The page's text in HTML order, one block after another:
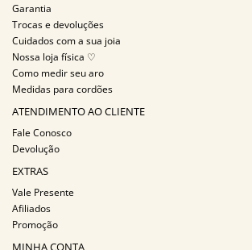
Garantia
Trocas e devoluções
Cuidados com a sua joia
Nossa loja física ♡
Como medir seu aro
Medidas para cordões
ATENDIMENTO AO CLIENTE
Fale Conosco
Devolução
EXTRAS
Vale Presente
Afiliados
Promoção
MINHA CONTA